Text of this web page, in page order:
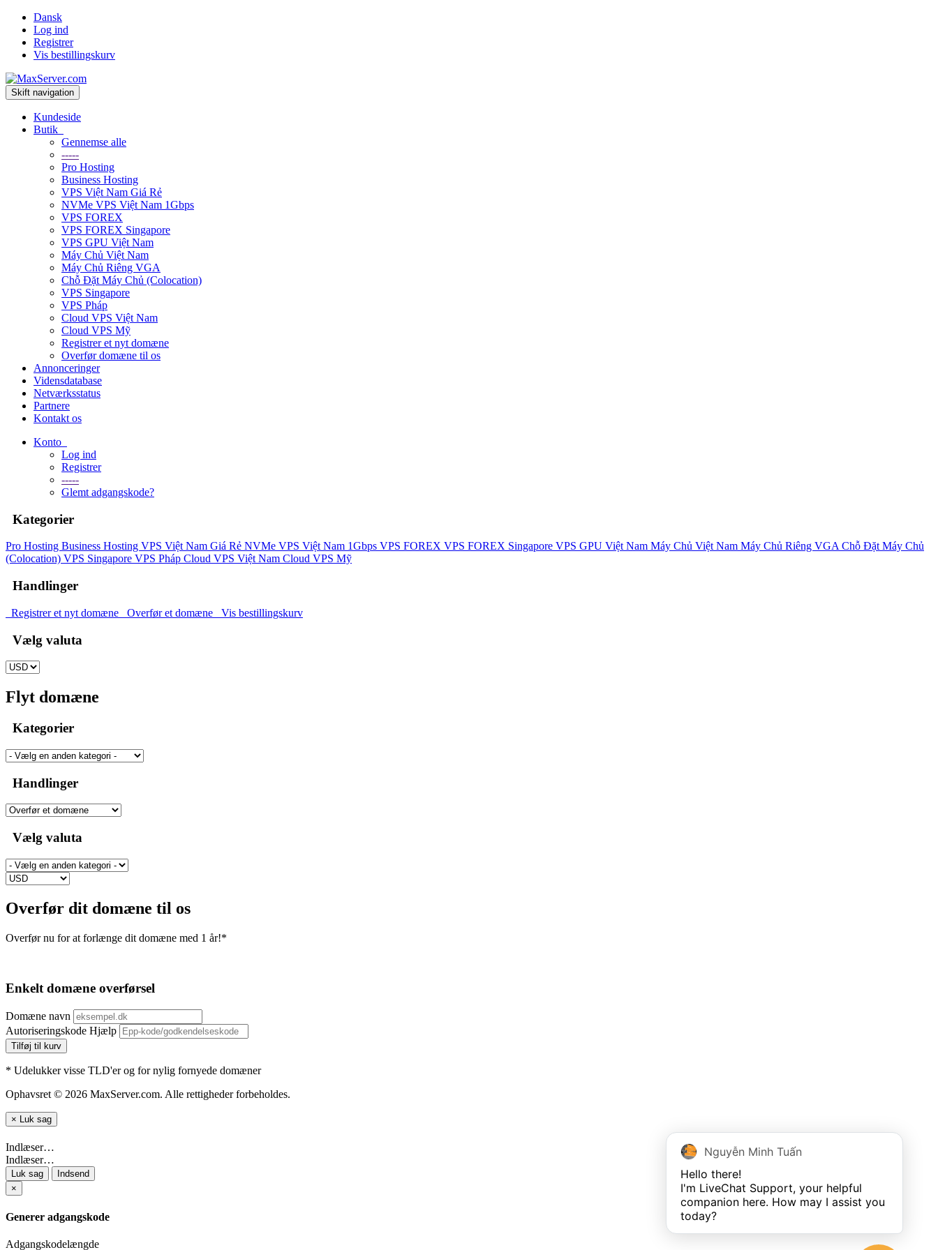
Dansk
Log ind
Registrer
Vis bestillingskurv
Skift navigation
Kundeside
Butik
Gennemse alle
-----
Pro Hosting
Business Hosting
VPS Việt Nam Giá Rẻ
NVMe VPS Việt Nam 1Gbps
VPS FOREX
VPS FOREX Singapore
VPS GPU Việt Nam
Máy Chủ Việt Nam
Máy Chủ Riêng VGA
Chỗ Đặt Máy Chủ (Colocation)
VPS Singapore
VPS Pháp
Cloud VPS Việt Nam
Cloud VPS Mỹ
Registrer et nyt domæne
Overfør domæne til os
Annonceringer
Vidensdatabase
Netværksstatus
Partnere
Kontakt os
Konto
Log ind
Registrer
-----
Glemt adgangskode?
Kategorier
Pro Hosting Business Hosting VPS Việt Nam Giá Rẻ NVMe VPS Việt Nam 1Gbps VPS FOREX VPS FOREX Singapore VPS GPU Việt Nam Máy Chủ Việt Nam Máy Chủ Riêng VGAChỗ Đặt Máy Chủ
(Colocation) VPS Singapore VPS Pháp Cloud VPS Việt Nam Cloud VPS Mỹ
Handlinger
Registrer et nyt domæne Overfør et domæne Vis bestillingskurv
Vælg valuta
Flyt domæne
Kategorier
Handlinger
Vælg valuta
Overfør dit domæne til os
Overfør nu for at forlænge dit domæne med 1 år!*
Enkelt domæne overførsel
Domæne navn
Autoriseringskode Hjælp
Tilføj til kurv
* Udelukker visse TLD'er og for nylig fornyede domæner
Ophavsret © 2026 MaxServer.com. Alle rettigheder forbeholdes.
× Luk sag
Indlæser…
Indlæser…
Luk sag
Indsend
×
Generer adgangskode
Adgangskodelængde
Nguyễn Minh Tuấn
Hello there!
I'm LiveChat Support, your helpful
companion here. How may I assist you
today?